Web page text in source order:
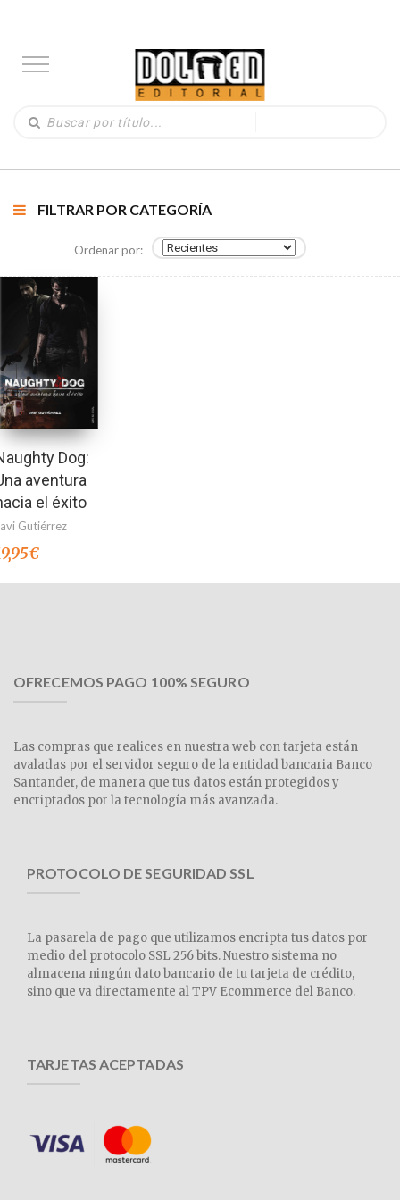
FILTRAR POR CATEGORÍA
Ordenar por:
Dog:
aventura
el éxito
Gutiérrez
€
OFRECEMOS PAGO 100% SEGURO
Las compras que realices en nuestra web con tarjeta están
avaladas por el servidor seguro de la entidad bancaria Banco
Santander, de manera que tus datos están protegidos y
encriptados por la tecnología más avanzada.
PROTOCOLO DE SEGURIDAD SSL
La pasarela de pago que utilizamos encripta tus datos por
medio del protocolo SSL 256 bits. Nuestro sistema no
almacena ningún dato bancario de tu tarjeta de crédito,
sino que va directamente al TPV Ecommerce del Banco.
TARJETAS ACEPTADAS